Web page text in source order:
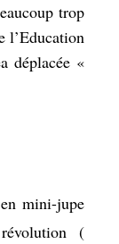
trop
l’Education
déplacée «
mini-jupe
(